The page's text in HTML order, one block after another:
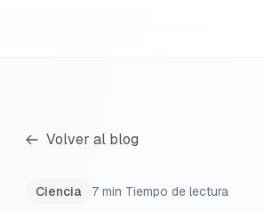
Volver al blog
Ciencia 7 min Tiempo de lectura